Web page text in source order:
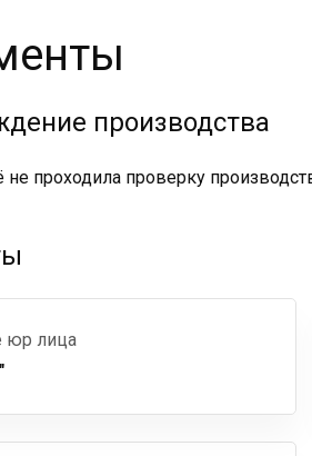
производства
проходила проверку
юр лица